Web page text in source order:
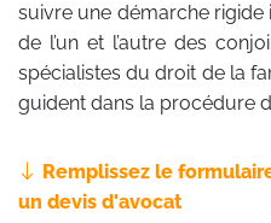
suivre une démarche
de l’un et l’autre des
spécialistes du droit de la
guident dans la procédure
Remplissez le
un devis d'avocat